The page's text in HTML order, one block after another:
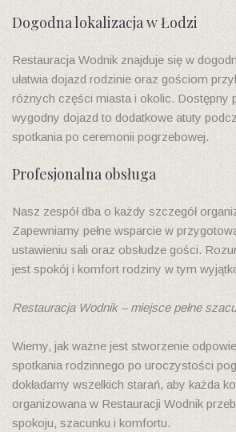
Dogodna lokalizacja w Łodzi
Restauracja Wodnik znajduje się w
ułatwia dojazd rodzinie oraz gościom
różnych części miasta i okolic. Dostępny
wygodny dojazd to dodatkowe atuty
spotkania po ceremonii pogrzebowej.
Profesjonalna obsługa
Nasz zespół dba o każdy szczegół
Zapewniamy pełne wsparcie w
ustawieniu sali oraz obsłudze gości.
jest spokój i komfort rodziny w tym
Restauracja Wodnik – miejsce pełne
Wiemy, jak ważne jest stworzenie
spotkania rodzinnego po uroczystości
dokładamy wszelkich starań, aby każda
organizowana w Restauracji Wodnik
spokoju, szacunku i komfortu.